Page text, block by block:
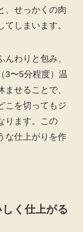
、せっかくの肉
しまいます。
わりと包み、
3〜5分程度）温
せることで、
こを切ってもジ
ります。この
な仕上がりを作
く仕上がる